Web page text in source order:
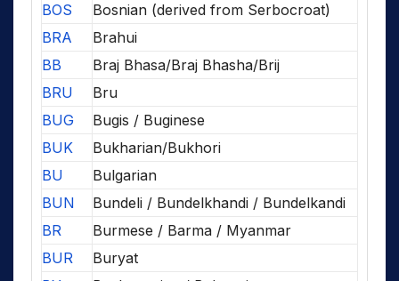
BOS
Bosnian (derived from Serbocroat)
BRA
Brahui
BB
Braj Bhasa/Braj Bhasha/Brij
BRU
Bru
BUG
Bugis / Buginese
BUK
Bukharian/Bukhori
BU
Bulgarian
BUN
Bundeli / Bundelkhandi / Bundelkandi
BR
Burmese / Barma / Myanmar
BUR
Buryat